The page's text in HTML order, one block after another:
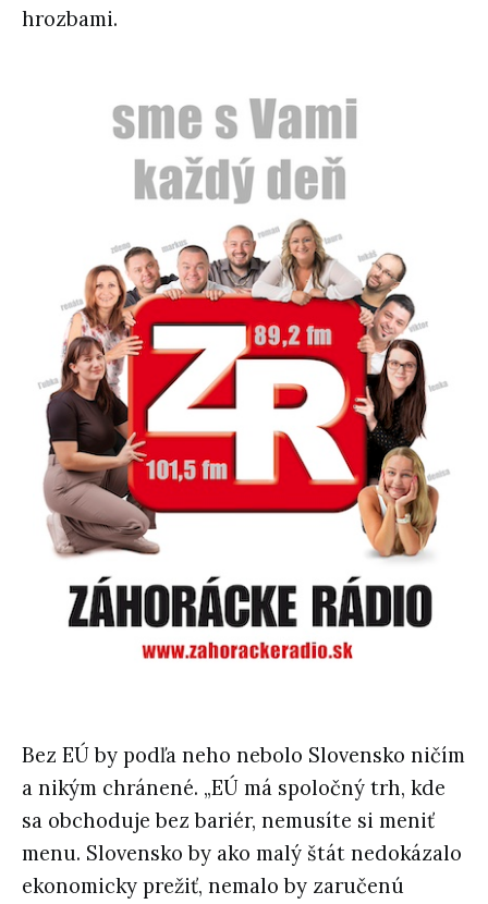
hrozbami.
Bez EÚ by podľa neho nebolo Slovensko ničím
a nikým chránené. „EÚ má spoločný trh, kde
sa obchoduje bez bariér, nemusíte si meniť
menu. Slovensko by ako malý štát nedokázalo
ekonomicky prežiť, nemalo by zaručenú